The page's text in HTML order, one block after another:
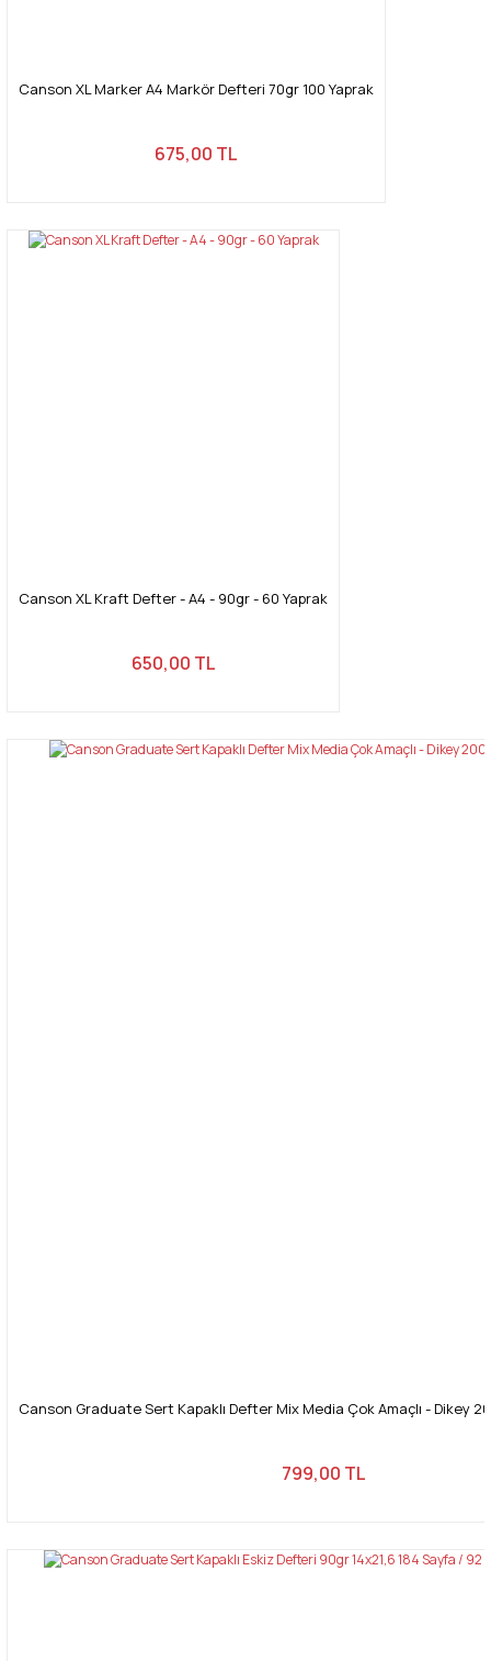
Canson XL Marker A4 Markör Defteri 70gr 100 Yaprak
675,00 TL
Canson XL Kraft Defter - A4 - 90gr - 60 Yaprak
650,00 TL
Canson Graduate Sert Kapaklı Defter Mix Media Çok Amaçlı - Dikey
799,00 TL